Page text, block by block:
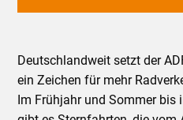
Deutschlandweit setzt der
ein Zeichen für mehr
Im Frühjahr und Sommer bis